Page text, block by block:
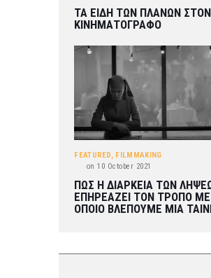
ΤΑ ΕΙΔΗ ΤΩΝ ΠΛΑΝΩΝ ΣΤΟΝ
ΚΙΝΗΜΑΤΟΓΡΑΦΟ
FEATURED, FILMMAKING
on 10 October 2021
ΠΩΣ Η ΔΙΑΡΚΕΙΑ ΤΩΝ
ΕΠΗΡΕΑΖΕΙ ΤΟΝ ΤΡΟΠΟ
ΟΠΟΙΟ ΒΛΕΠΟΥΜΕ ΜΙΑ